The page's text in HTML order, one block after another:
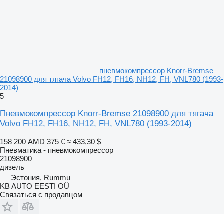
пневмокомпрессор Knorr-Bremse
21098900 для тягача Volvo FH12, FH16, NH12, FH, VNL780 (1993-
2014)
5
Пневмокомпрессор Knorr-Bremse 21098900 для тягача
Volvo FH12, FH16, NH12, FH, VNL780 (1993-2014)
158 200 AMD 375 € ≈ 433,30 $
Пневматика - пневмокомпрессор
21098900
дизель
Эстония, Rummu
KB AUTO EESTI OÜ
Связаться с продавцом